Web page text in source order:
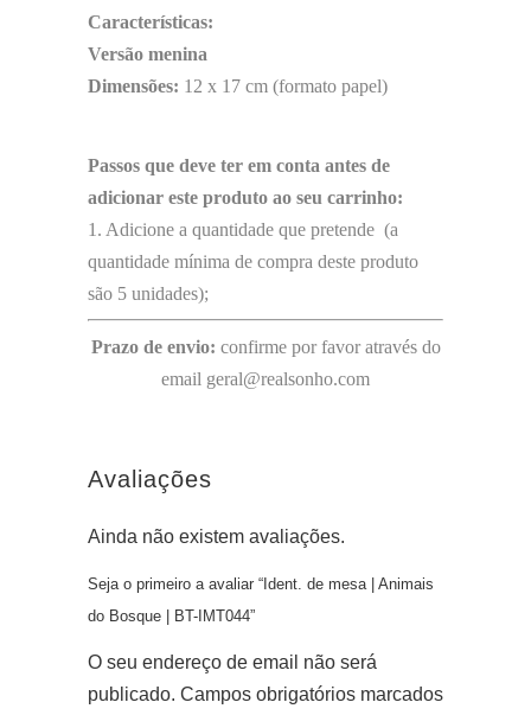
Características:
Versão menina
Dimensões: 12 x 17 cm (formato papel)
Passos que deve ter em conta antes de
adicionar este produto ao seu carrinho:
1. Adicione a quantidade que pretende (a
quantidade mínima de compra deste produto
são 5 unidades);
Prazo de envio: confirme por favor através do
email geral@realsonho.com
Avaliações
Ainda não existem avaliações.
Seja o primeiro a avaliar “Ident. de mesa | Animais
do Bosque | BT-IMT044”
O seu endereço de email não será
publicado. Campos obrigatórios marcados